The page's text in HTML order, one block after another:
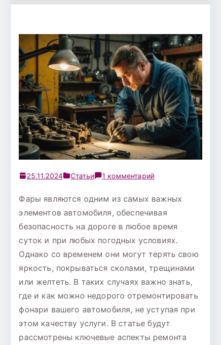
25.11.2024 Статьи 1 комментарийк
Ремонт
фар
в
Екатеринбурге:
выбрать
качественное
обслуживание
по
доступной
цене
Фары являются одним из самых важных
элементов автомобиля, обеспечивая
безопасность на дороге в любое время
суток и при любых погодных условиях.
Однако со временем они могут терять свою
яркость, покрываться сколами, трещинами
или желтеть. В таких случаях важно знать,
где и как можно недорого отремонтировать
фонари вашего автомобиля, не уступая при
этом качеству услуги. В статье будут
рассмотрены ключевые аспекты ремонта